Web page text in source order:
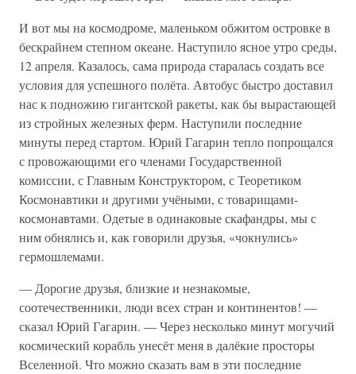
И вот мы на космодроме, маленьком обжитом островке в
бескрайнем степном океане. Наступило ясное утро среды,
12 апреля. Казалось, сама природа старалась создать все
условия для успешного полёта. Автобус быстро доставил
нас к подножию гигантской ракеты, как бы вырастающей
из стройных железных ферм. Наступили последние
минуты перед стартом. Юрий Гагарин тепло попрощался
с провожающими его членами Государственной
комиссии, с Главным Конструктором, с Теоретиком
Космонавтики и другими учёными, с товарищами-
космонавтами. Одетые в одинаковые скафандры, мы с
ним обнялись и, как говорили друзья, «чокнулись»
гермошлемами.
— Дорогие друзья, близкие и незнакомые,
соотечественники, люди всех стран и континентов! —
сказал Юрий Гагарин. — Через несколько минут могучий
космический корабль унесёт меня в далёкие просторы
Вселенной. Что можно сказать вам в эти последние